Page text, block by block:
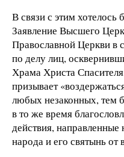
В связи с этим хотелось
Заявление Высшего
Православной Церкви в
по делу лиц,
Храма Христа
призывает
любых незаконных, тем
в то же время
действия,
народа и его святынь